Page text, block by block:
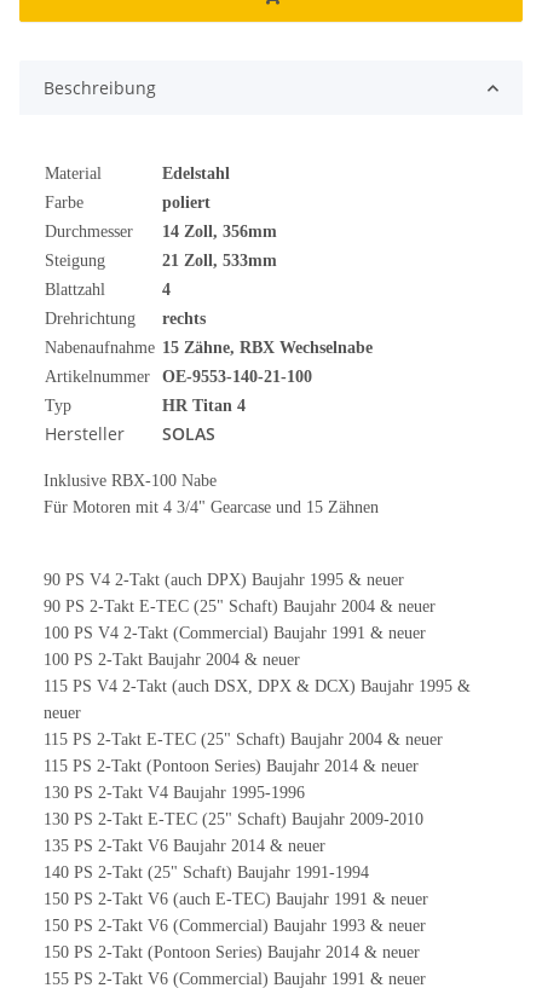
Beschreibung
Material
Edelstahl
Farbe
poliert
Durchmesser
14 Zoll, 356mm
Steigung
21 Zoll, 533mm
Blattzahl
4
Drehrichtung
rechts
Nabenaufnahme 15 Zähne, RBX Wechselnabe
Artikelnummer
OE-9553-140-21-100
Typ
HR Titan 4
Hersteller SOLAS
Inklusive RBX-100 Nabe
Für Motoren mit 4 3/4" Gearcase und 15 Zähnen
90 PS V4 2-Takt (auch DPX) Baujahr 1995 & neuer
90 PS 2-Takt E-TEC (25" Schaft) Baujahr 2004 & neuer
100 PS V4 2-Takt (Commercial) Baujahr 1991 & neuer
100 PS 2-Takt Baujahr 2004 & neuer
115 PS V4 2-Takt (auch DSX, DPX & DCX) Baujahr 1995 &
neuer
115 PS 2-Takt E-TEC (25" Schaft) Baujahr 2004 & neuer
115 PS 2-Takt (Pontoon Series) Baujahr 2014 & neuer
130 PS 2-Takt V4 Baujahr 1995-1996
130 PS 2-Takt E-TEC (25" Schaft) Baujahr 2009-2010
135 PS 2-Takt V6 Baujahr 2014 & neuer
140 PS 2-Takt (25" Schaft) Baujahr 1991-1994
150 PS 2-Takt V6 (auch E-TEC) Baujahr 1991 & neuer
150 PS 2-Takt V6 (Commercial) Baujahr 1993 & neuer
150 PS 2-Takt (Pontoon Series) Baujahr 2014 & neuer
155 PS 2-Takt V6 (Commercial) Baujahr 1991 & neuer